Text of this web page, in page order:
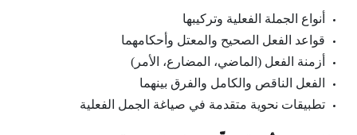
أنواع الجملة الفعلية وتركيبها
قواعد الفعل الصحيح والمعتل وأحكامهما
أزمنة الفعل (الماضي، المضارع، الأمر)
الفعل الناقص والكامل والفرق بينهما
تطبيقات نحوية متقدمة في صياغة الجمل الفعلية